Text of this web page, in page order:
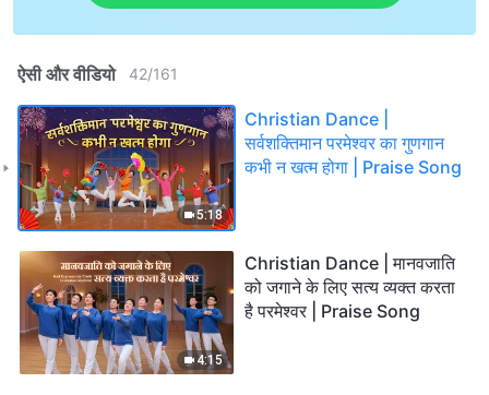
ऐसी और वीडियो 42/161
5:18
Christian Dance |
सर्वशक्तिमान परमेश्वर का गुणगान
कभी न खत्म होगा | Praise Song
4:15
Christian Dance | मानवजाति
को जगाने के लिए सत्य व्यक्त करता
है परमेश्वर | Praise Song